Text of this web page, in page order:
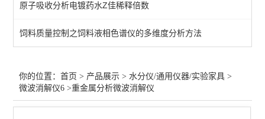
原子吸收分析电镀药水Z佳稀释倍数
饲料质量控制之饲料液相色谱仪的多维度分析方法
你的位置：首页 > 产品展示 >水分仪/通用仪器/实验家具 >
微波消解仪6 >重金属分析微波消解仪